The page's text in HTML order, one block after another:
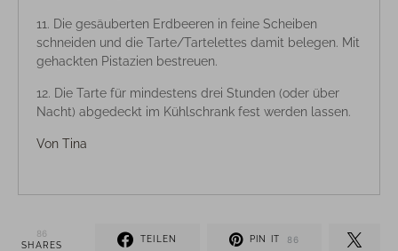
Die gesäuberten Erdbeeren in feine Scheiben
schneiden und die Tarte/Tartelettes damit belegen. Mit
gehackten Pistazien bestreuen.
Die Tarte für mindestens drei Stunden (oder über
Nacht) abgedeckt im Kühlschrank fest werden lassen.
Von Tina
86
SHARES
TEILEN PIN IT 86